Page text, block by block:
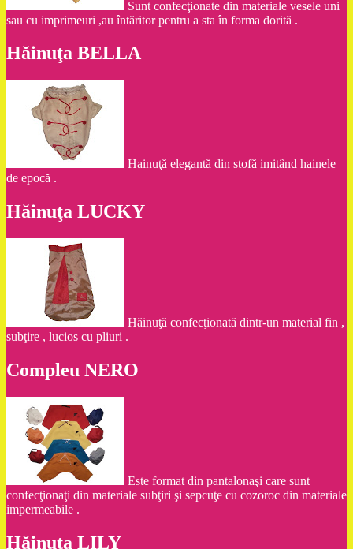
Sunt confecţionate din materiale vesele uni
sau cu imprimeuri ,au întăritor pentru a sta în forma dorită .
Hăinuţa BELLA
Hainuţă elegantă din stofă imitând hainele
de epocă .
Hăinuţa LUCKY
Hăinuţă confecţionată dintr-un material fin ,
subţire , lucios cu pliuri .
Compleu NERO
Este format din pantalonaşi care sunt
confecţionaţi din materiale subţiri şi sepcuţe cu cozoroc din materiale
impermeabile .
Hăinuţa LILY